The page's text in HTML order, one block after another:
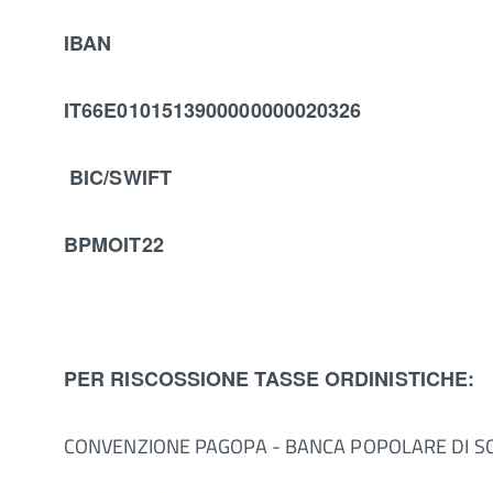
IBAN
IT66E0101513900000000020326
BIC/SWIFT
BPMOIT22
PER RISCOSSIONE TASSE ORDINISTICHE:
CONVENZIONE PAGOPA - BANCA POPOLARE DI